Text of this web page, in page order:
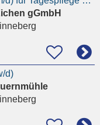
gGmbH
d)